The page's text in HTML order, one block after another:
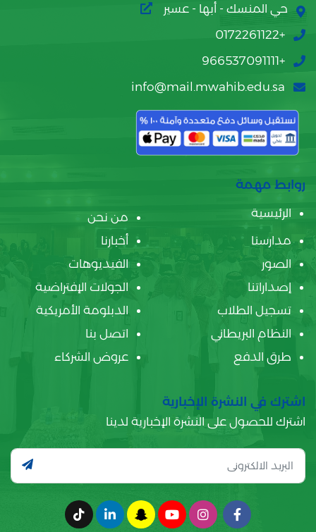
حي المنسك - أبها - عسير
+0172261122
+966537091111
info@mail.mwahib.edu.sa
روابط مهمة
الرئيسية
من نحن
مدارسنا
أخبارنا
الصور
الفيديوهات
إصداراتنا
الجولات الإفتراضية
تسجيل الطلاب
الدبلومة الأمريكية
النظام البريطاني
اتصل بنا
طرق الدفع
عروض الشركاء
اشترك في النشرة الإخبارية
اشترك للحصول على النشرة الإخبارية لدينا